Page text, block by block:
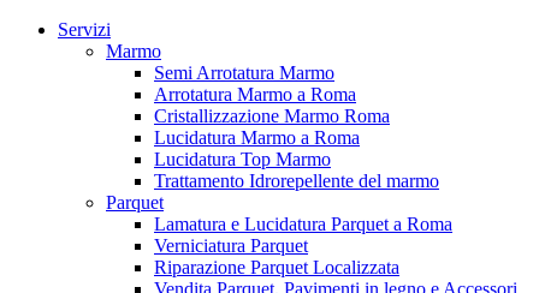
Servizi
Marmo
Semi Arrotatura Marmo
Arrotatura Marmo a Roma
Cristallizzazione Marmo Roma
Lucidatura Marmo a Roma
Lucidatura Top Marmo
Trattamento Idrorepellente del marmo
Parquet
Lamatura e Lucidatura Parquet a Roma
Verniciatura Parquet
Riparazione Parquet Localizzata
Vendita Parquet, Pavimenti in legno e Accessori